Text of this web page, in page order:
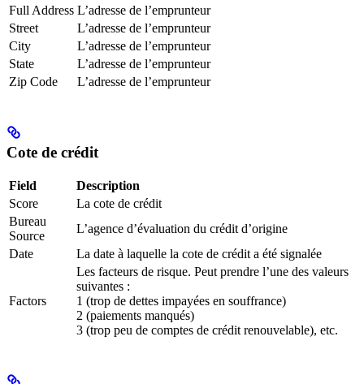
Full Address L’adresse de l’emprunteur
Street
L’adresse de l’emprunteur
City
L’adresse de l’emprunteur
State
L’adresse de l’emprunteur
Zip Code
L’adresse de l’emprunteur
Cote de crédit
Field
Description
Score
La cote de crédit
Bureau
Source
L’agence d’évaluation du crédit d’origine
Date
La date à laquelle la cote de crédit a été signalée
Factors
Les facteurs de risque. Peut prendre l’une des valeurs
suivantes :
1 (trop de dettes impayées en souffrance)
2 (paiements manqués)
3 (trop peu de comptes de crédit renouvelable), etc.